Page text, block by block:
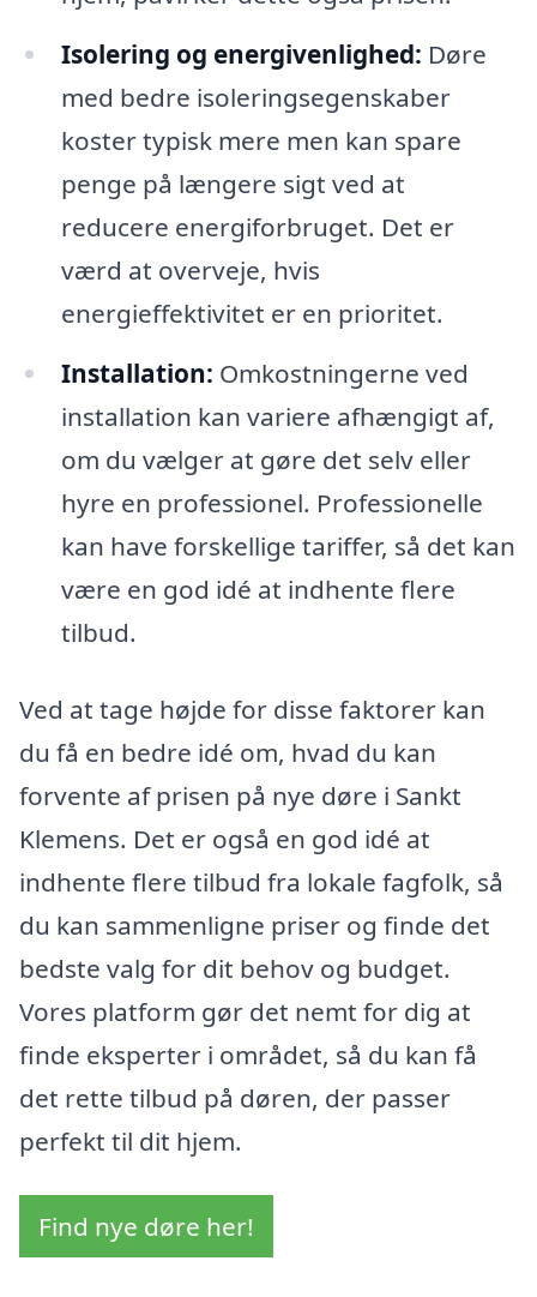
Isolering og energivenlighed: Døre
med bedre isoleringsegenskaber
koster typisk mere men kan spare
penge på længere sigt ved at
reducere energiforbruget. Det er
værd at overveje, hvis
energieffektivitet er en prioritet.
Installation: Omkostningerne ved
installation kan variere afhængigt af,
om du vælger at gøre det selv eller
hyre en professionel. Professionelle
kan have forskellige tariffer, så det kan
være en god idé at indhente flere
tilbud.
Ved at tage højde for disse faktorer kan
du få en bedre idé om, hvad du kan
forvente af prisen på nye døre i Sankt
Klemens. Det er også en god idé at
indhente flere tilbud fra lokale fagfolk, så
du kan sammenligne priser og finde det
bedste valg for dit behov og budget.
Vores platform gør det nemt for dig at
finde eksperter i området, så du kan få
det rette tilbud på døren, der passer
perfekt til dit hjem.
Find nye døre her!